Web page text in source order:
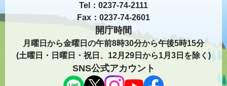
Tel：0237-74-2111
Fax：0237-74-2601
開庁時間
月曜日から金曜日の午前8時30分から午後5時15分
(土曜日・日曜日・祝日、12月29日から1月3日を除く)
SNS公式アカウント